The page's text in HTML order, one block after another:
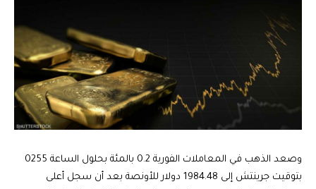
وصعد الذهب في المعاملات الفورية 0.2 بالمئة بحلول الساعة 0255
بتوقيت جرينتش إلى 1984.48 دولار للأونصة بعد أن سجل أعلى